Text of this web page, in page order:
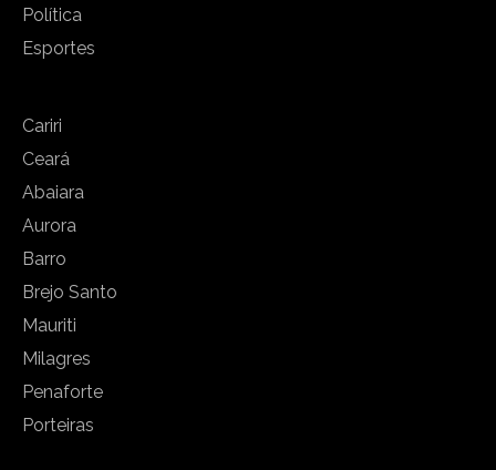
Política
Esportes
Cariri
Ceará
Abaiara
Aurora
Barro
Brejo Santo
Mauriti
Milagres
Penaforte
Porteiras